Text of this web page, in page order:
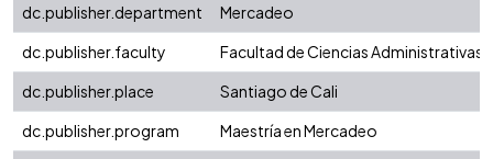
dc.publisher.department
Mercadeo
dc.publisher.faculty
Facultad de Ciencias Administrativas
dc.publisher.place
Santiago de Cali
dc.publisher.program
Maestría en Mercadeo